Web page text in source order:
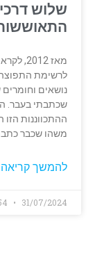
שלוש
מאז
לרשימת
נושאים
שכתבתי בעבר.
ההתכווננות
משהו שכבר
להמשך
31/07/2024